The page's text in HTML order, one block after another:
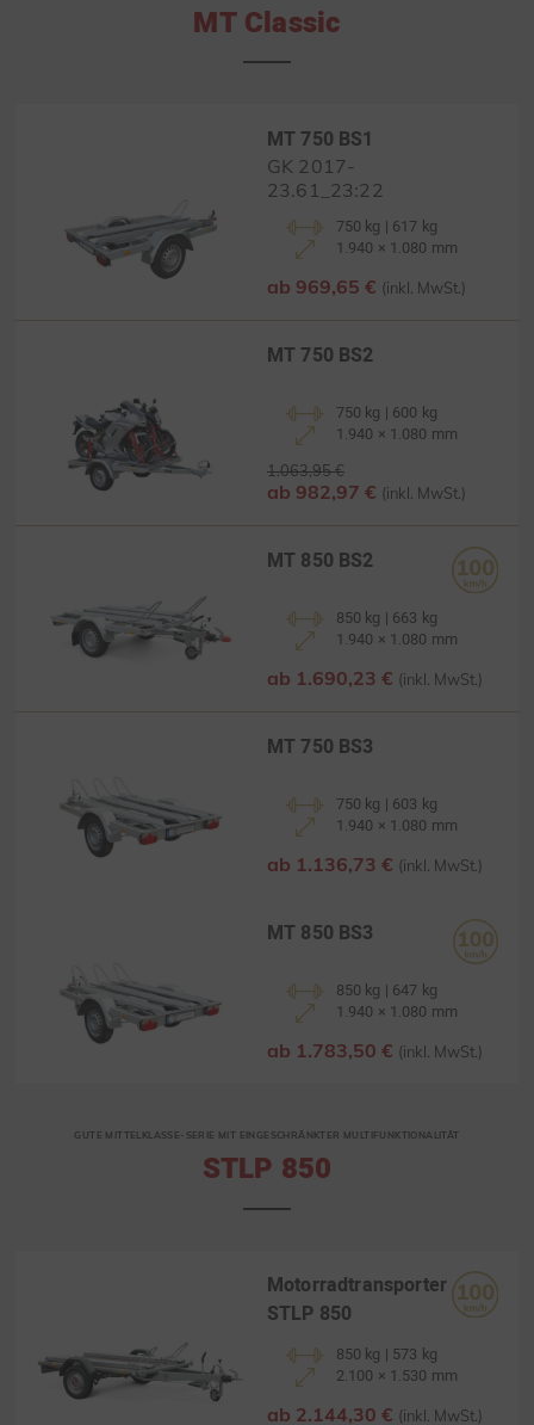
MT Classic
MT 750 BS1
GK 2017-
23.61_23:22
750 kg | 617 kg
1.940 × 1.080 mm
ab 969,65 € (inkl. MwSt.)
MT 750 BS2
750 kg | 600 kg
1.940 × 1.080 mm
1.063,95 €
ab 982,97 € (inkl. MwSt.)
MT 850 BS2
850 kg | 663 kg
1.940 × 1.080 mm
ab 1.690,23 € (inkl. MwSt.)
MT 750 BS3
750 kg | 603 kg
1.940 × 1.080 mm
ab 1.136,73 € (inkl. MwSt.)
MT 850 BS3
850 kg | 647 kg
1.940 × 1.080 mm
ab 1.783,50 € (inkl. MwSt.)
GUTE MITTELKLASSE-SERIE MIT EINGESCHRÄNKTER MULTIFUNKTIONALITÄT
STLP 850
Motorradtransporter
STLP 850
850 kg | 573 kg
2.100 × 1.530 mm
ab 2.144,30 € (inkl. MwSt.)